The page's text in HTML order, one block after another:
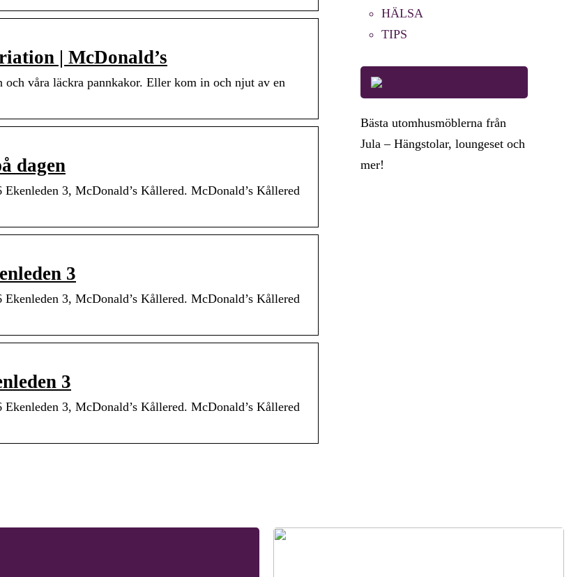
| McDonald’s
våra läckra pannkakor. Eller kom in och njut av en
dagen
3, McDonald’s Kållered. McDonald’s Kållered
3
3, McDonald’s Kållered. McDonald’s Kållered
3
3, McDonald’s Kållered. McDonald’s Kållered
HÄLSA
TIPS
Bästa utomhusmöblerna från
Jula – Hängstolar, loungeset och
mer!